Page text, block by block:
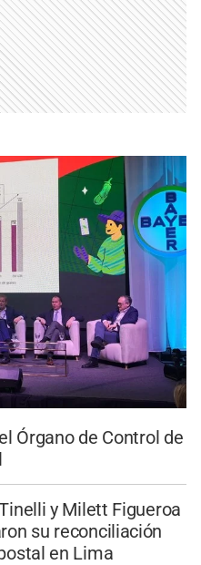
Órgano de Control de
y Milett Figueroa
su reconciliación
en Lima